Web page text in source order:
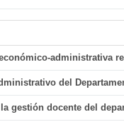
administrativa
del
gestión docente del